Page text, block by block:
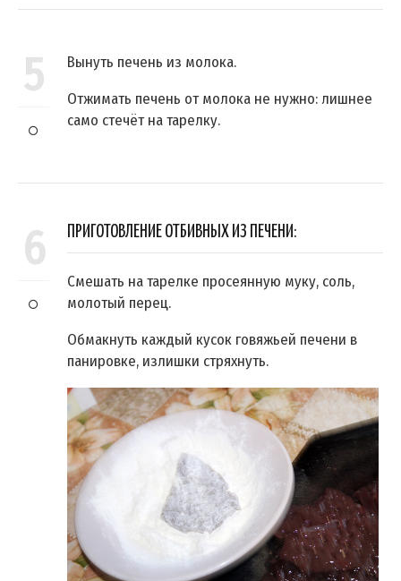
5
Вынуть печень из молока.
Отжимать печень от молока не нужно: лишнее
само стечёт на тарелку.
6 ПРИГОТОВЛЕНИЕ ОТБИВНЫХ ИЗ ПЕЧЕНИ:
Смешать на тарелке просеянную муку, соль,
молотый перец.
Обмакнуть каждый кусок говяжьей печени в
панировке, излишки стряхнуть.